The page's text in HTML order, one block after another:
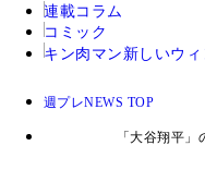
連載コラム
コミック
キン肉マン 新しいウィ
週プレNEWS TOP
「大谷翔平